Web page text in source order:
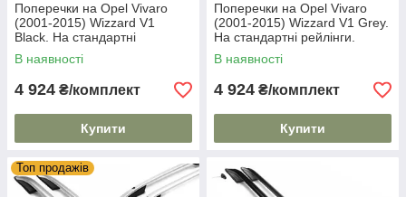
Поперечки на Opel Vivaro
(2001-2015) Wizzard V1
Black. На стандартні
рейлінги. Пластиковий ключ.
Чорні
В наявності
4 924 ₴/комплект
Купити
Поперечки на Opel Vivaro
(2001-2015) Wizzard V1 Grey.
На стандартні рейлінги.
Пластиковий ключ. Сірі
В наявності
4 924 ₴/комплект
Купити
Топ продажів